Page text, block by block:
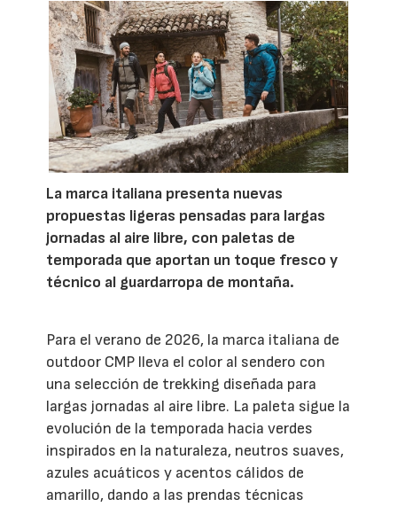
La marca italiana presenta nuevas
propuestas ligeras pensadas para largas
jornadas al aire libre, con paletas de
temporada que aportan un toque fresco y
técnico al guardarropa de montaña.
Para el verano de 2026, la marca italiana de
outdoor CMP lleva el color al sendero con
una selección de trekking diseñada para
largas jornadas al aire libre. La paleta sigue la
evolución de la temporada hacia verdes
inspirados en la naturaleza, neutros suaves,
azules acuáticos y acentos cálidos de
amarillo, dando a las prendas técnicas